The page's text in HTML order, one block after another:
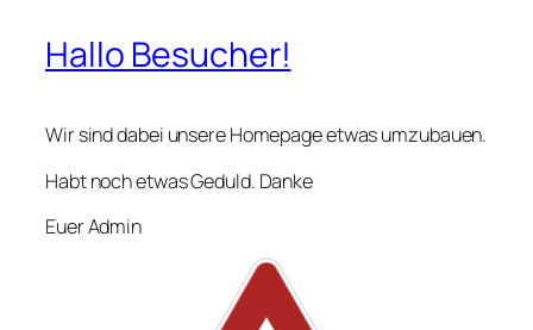
Hallo Besucher!
Wir sind dabei unsere Homepage etwas umzubauen.
Habt noch etwas Geduld. Danke
Euer Admin